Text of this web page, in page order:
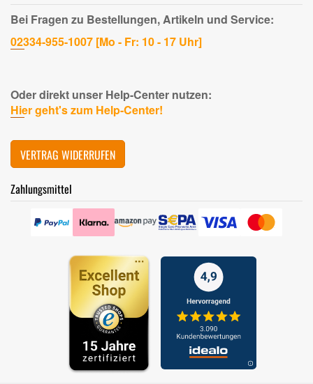
Bei Fragen zu Bestellungen, Artikeln und Service:
02334-955-1007 [Mo - Fr: 10 - 17 Uhr]
Oder direkt unser Help-Center nutzen:
Hier geht's zum Help-Center!
VERTRAG WIDERRUFEN
Zahlungsmittel